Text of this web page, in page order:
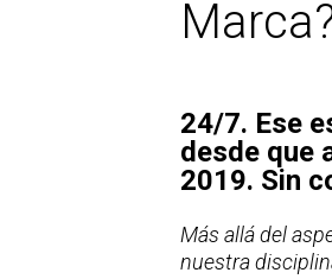
24/7. Ese
desde que
2019. Sin
Más allá del
nuestra